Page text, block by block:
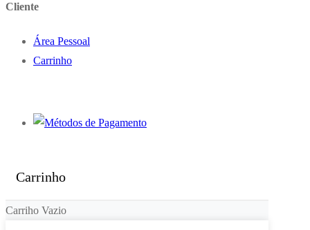
Cliente
Área Pessoal
Carrinho
Carrinho
Carriho Vazio